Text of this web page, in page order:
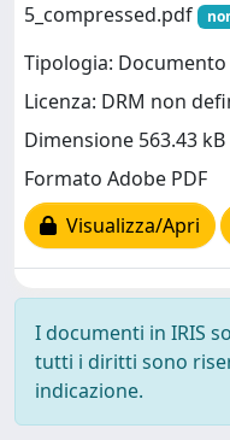
5_compressed.pdf
Tipologia:
Licenza: DRM non
Dimensione 563.43 kB
Formato Adobe PDF
Visualizza/Apri
I documenti in IRIS
tutti i diritti sono
indicazione.